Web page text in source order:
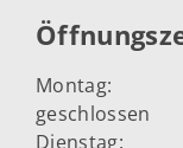
Montag:
geschlossen
Dienstag: